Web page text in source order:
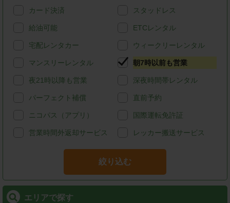
カード決済 スタッドレス
給油可能 ETCレンタル
宅配レンタカー ウィークリーレンタル
マンスリーレンタル 朝7時以前も営業
夜21時以降も営業 深夜時間帯レンタル
パーフェクト補償 直前予約
ニコパス（アプリ） 国際運転免許証
営業時間外返却サービス レッカー搬送サービス
絞り込む
エリアで探す